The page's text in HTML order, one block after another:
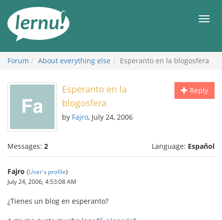
the
content
Forum About everything else Esperanto en la blogosfera
Reply
Esperanto en la
blogosfera
by Fajro, July 24, 2006
Messages: 2 Language: Español
Fajro (User's profile)
July 24, 2006, 4:53:08 AM
¿Tienes un blog en esperanto?